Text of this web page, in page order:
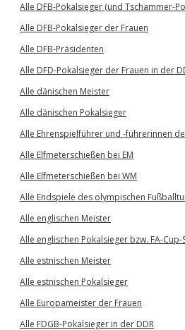
Alle DFB-Pokalsieger (und Tschammer-
Alle DFB-Pokalsieger der Frauen
Alle DFB-Präsidenten
Alle DFD-Pokalsieger der Frauen in der
Alle dänischen Meister
Alle dänischen Pokalsieger
Alle Ehrenspielführer und -führerinnen
Alle Elfmeterschießen bei EM
Alle Elfmeterschießen bei WM
Alle Endspiele des olympischen
Alle englischen Meister
Alle englischen Pokalsieger bzw. FA-Cup-
Alle estnischen Meister
Alle estnischen Pokalsieger
Alle Europameister der Frauen
Alle FDGB-Pokalsieger in der DDR